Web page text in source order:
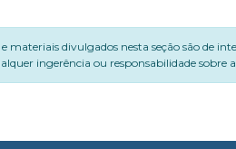
materiais divulgados nesta seção são de
ingerência ou responsabilidade